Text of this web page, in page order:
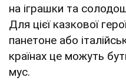
на іграшки та
Для цієї казкової
панетоне або
країнах це можуть
мус.